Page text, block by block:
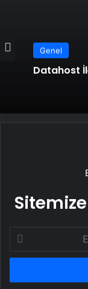
Genel
Datahost
posta
adresinizi